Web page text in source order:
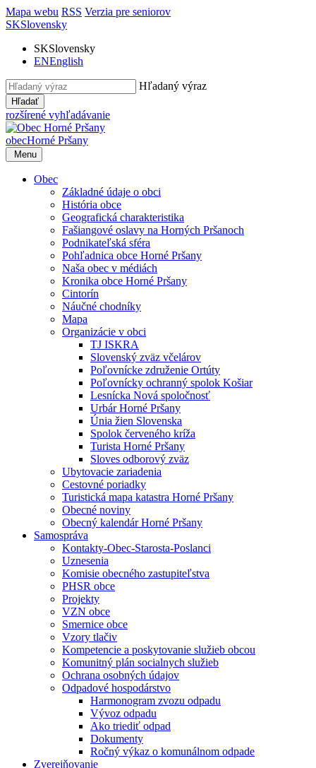
Mapa webu RSS Verzia pre seniorov
SKSlovensky
SKSlovensky
ENEnglish
Hľadaný výraz
Hľadať
rozšírené vyhľadávanie
obecHorné Pršany
Menu
Obec
Základné údaje o obci
História obce
Geografická charakteristika
Fašiangové oslavy na Horných Pršanoch
Podnikateľská sféra
Pohľadnica obce Horné Pršany
Naša obec v médiách
Kronika obce Horné Pršany
Cintorín
Náučné chodníky
Mapa
Organizácie v obci
TJ ISKRA
Slovenský zväz včelárov
Poľovnícke združenie Ortúty
Poľovnícky ochranný spolok Košiar
Lesnícka Nová spoločnosť
Urbár Horné Pršany
Únia žien Slovenska
Spolok červeného kríža
Turista Horné Pršany
Sloves odborový zväz
Ubytovacie zariadenia
Cestovné poriadky
Turistická mapa katastra Horné Pršany
Obecné noviny
Obecný kalendár Horné Pršany
Samospráva
Kontakty-Obec-Starosta-Poslanci
Uznesenia
Komisie obecného zastupiteľstva
PHSR obce
Projekty
VZN obce
Smernice obce
Vzory tlačiv
Kompetencie a poskytovanie služieb obcou
Komunitný plán socialnych služieb
Ochrana osobných údajov
Odpadové hospodárstvo
Harmonogram zvozu odpadu
Vývoz odpadu
Ako triediť odpad
Dokumenty
Ročný výkaz o komunálnom odpade
Zverejňovanie